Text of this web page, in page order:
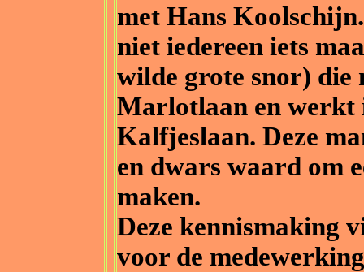
met Hans
niet iedereen iets
wilde grote snor) die
Marlotlaan en werkt
Kalfjeslaan. Deze
en dwars waard om
maken.
Deze kennismaking
voor de